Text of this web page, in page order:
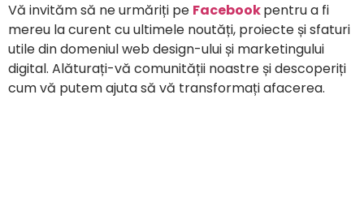
Vă invităm să ne urmăriți pe Facebookpentru a fi
mereu la curent cu ultimele noutăți, proiecte și sfaturi
utile din domeniul web design-ului și marketingului
digital. Alăturați-vă comunității noastre și descoperiți
cum vă putem ajuta să vă transformați afacerea.